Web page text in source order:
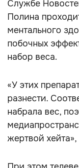
Службе
Полина
ментального
побочных
набор веса.
«У этих
разнести.
набрала вес,
жертвой